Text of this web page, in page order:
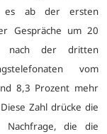
es ab der ersten
Gespräche um 20
nach der dritten
vom
8,3 Prozent mehr
Zahl drücke die
Nachfrage, die die